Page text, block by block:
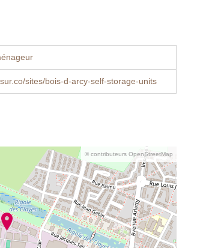
sites/bois-d-arcy-self-storage-units
© contributeurs OpenStreetMap